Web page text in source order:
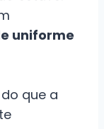
uniforme
que a